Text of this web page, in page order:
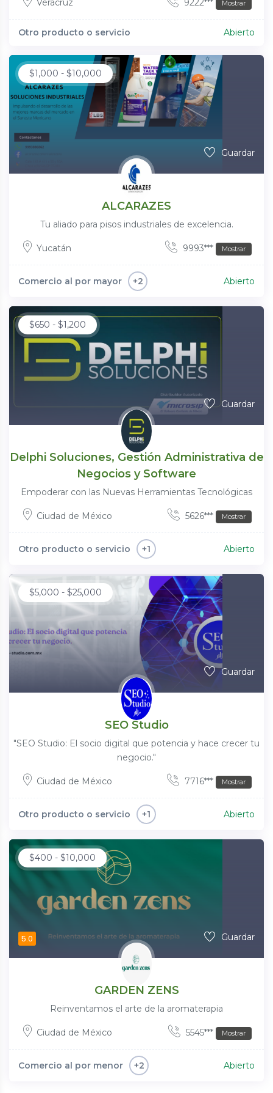
Veracruz 9222*** Mostrar
Otro producto o servicio Abierto
$1,000 - $10,000
Guardar
ALCARAZES
Tu aliado para pisos industriales de excelencia.
Yucatán 9993*** Mostrar
Comercio al por mayor +2 Abierto
$650 - $1,200
Guardar
Delphi Soluciones, Gestión Administrativa de
Negocios y Software
Empoderar con las Nuevas Herramientas Tecnológicas
Ciudad de México 5626*** Mostrar
Otro producto o servicio +1 Abierto
$5,000 - $25,000
Guardar
SEO Studio
"SEO Studio: El socio digital que potencia y hace crecer tu
negocio."
Ciudad de México 7716*** Mostrar
Otro producto o servicio +1 Abierto
$400 - $10,000
5.0 Guardar
GARDEN ZENS
Reinventamos el arte de la aromaterapia
Ciudad de México 5545*** Mostrar
Comercio al por menor +2 Abierto